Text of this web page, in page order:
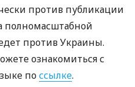
против публикации
полномасштабной
против Украины.
ознакомиться с
поссылке.